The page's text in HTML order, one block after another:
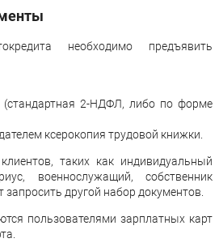
необходимо предъявить
(стандартная 2-НДФЛ, либо по форме
ксерокопия трудовой книжки.
таких как индивидуальный
военнослужащий, собственник
запросить другой набор документов.
пользователями зарплатных карт